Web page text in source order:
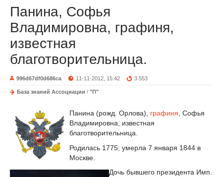
Панина, Софья
Владимировна, графиня,
известная
благотворительница.
996d67df0d686ca 11-11-2012, 15:42 3 553
База знаний Ассоциации / "П"
Панина (рожд. Орлова), графиня , Софья
Владимировна, известная
благотворительница.
Родилась 1775; умерла 7 января 1844 в
Москве.
Дочь бывшего президента Имп.